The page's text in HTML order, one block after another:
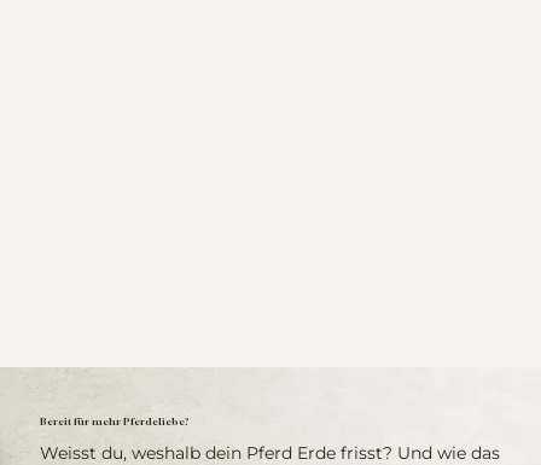
Bereit für mehr Pferdeliebe?
Weisst du, weshalb dein Pferd Erde frisst? Und wie das